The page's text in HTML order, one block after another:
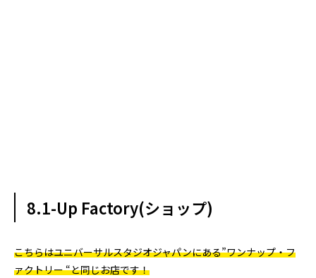
8.1-Up Factory(ショップ)
こちらはユニバーサルスタジオジャパンにある”ワンナップ・フ
ァクトリー “と同じお店です！